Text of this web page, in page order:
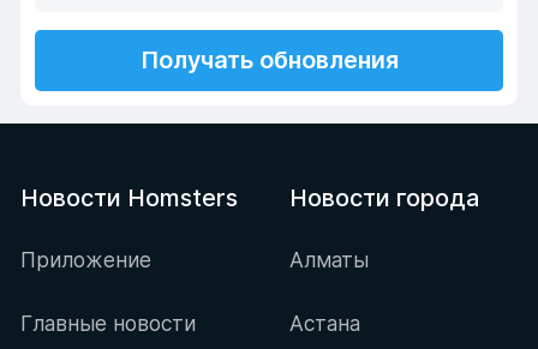
Получать обновления
Новости Homsters
Приложение
Главные новости
Новости города
Алматы
Астана